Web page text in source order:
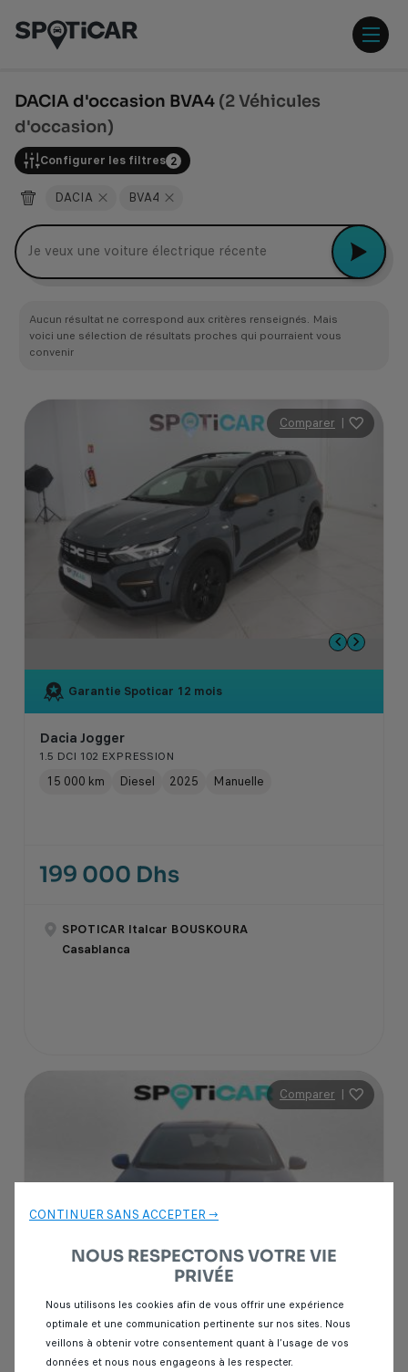
contenu
pied
DACIA d'occasion BVA4 (2 Véhicules
d'occasion)
Configurer les filtres 2
DACIA BVA4
Je veux une voiture électrique récente
Aucun résultat ne correspond aux critères renseignés. Mais
voici une sélection de résultats proches qui pourraient vous
convenir
Comparer |
Garantie Spoticar 12 mois
Dacia Jogger
1.5 DCI 102 EXPRESSION
15 000 km Diesel 2025 Manuelle
199 000 Dhs
SPOTICAR Italcar BOUSKOURA
Casablanca
Comparer |
Garantie Spoticar12 mois
CONTINUER SANS ACCEPTER →
NOUS RESPECTONS VOTRE VIE
PRIVÉE
Nous utilisons les cookies afin de vous offrir une expérience
optimale et une communication pertinente sur nos sites. Nous
veillons à obtenir votre consentement quant à l’usage de vos
données et nous nous engageons à les respecter.